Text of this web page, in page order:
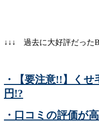
↓↓↓ 過去に大好評だった
・【要注意!!】く
円!?
・口コミの評価が